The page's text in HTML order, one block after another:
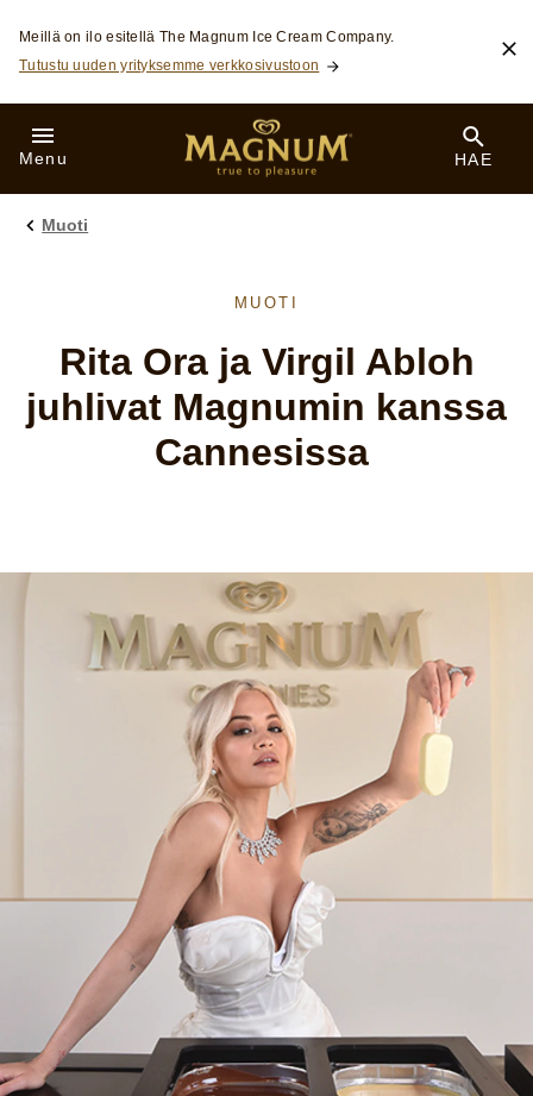
Skip to:
Meillä on ilo esitellä The Magnum Ice Cream Company.
Tutustu uuden yrityksemme verkkosivustoon
Menu HAE
Muoti
MUOTI
Rita Ora ja Virgil Abloh
juhlivat Magnumin kanssa
Cannesissa